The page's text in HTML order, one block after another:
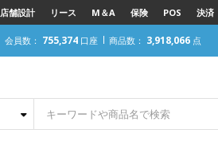
店舗設計 リース M＆A 保険 POS 決済
会員数： 755,374 口座 商品数： 3,918,066 点